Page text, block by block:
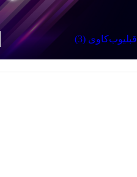
قبلیوب‌کاوی (3)